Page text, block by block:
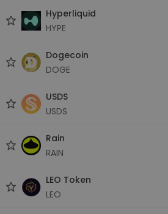
Hyperliquid
HYPE
Dogecoin
DOGE
USDS
USDS
Rain
RAIN
LEO Token
LEO